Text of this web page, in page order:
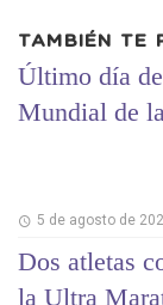
TAMBIÉN TE
Último día
Mundial de
5 de agosto de
Dos atletas
la Ultra